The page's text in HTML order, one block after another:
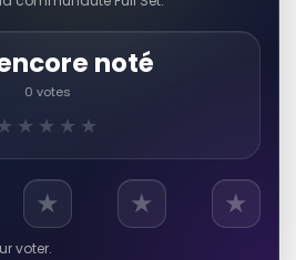
noté
0 votes
★ ★ ★
voter.